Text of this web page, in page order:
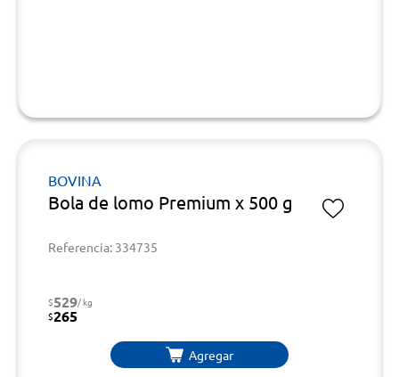
BOVINA
Bola de lomo Premium x 500 g
Referencia: 334735
$529/ kg
$265
Agregar